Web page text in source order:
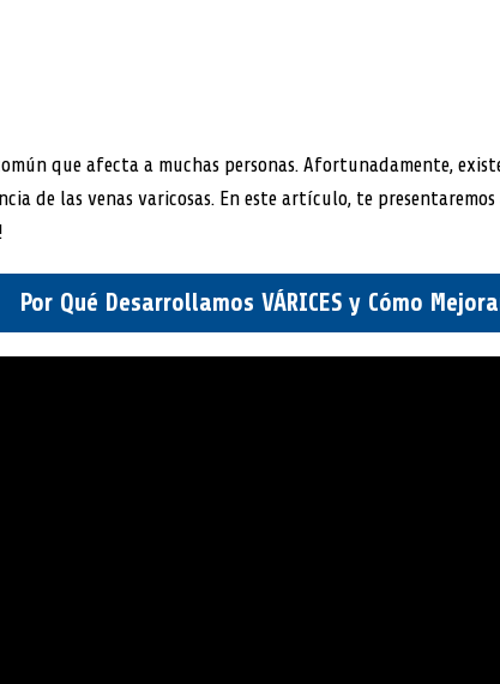
que afecta a muchas personas. Afortunadamente,
de las venas varicosas. En este artículo, te
Por Qué Desarrollamos VÁRICES y Cómo